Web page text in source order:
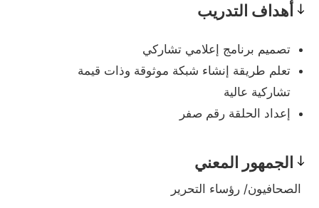
أهداف التدريب
تصميم برنامج إعلامي تشاركي
تعلم طريقة إنشاء شبكة موثوقة وذات قيمة
تشاركية عالية
إعداد الحلقة رقم صفر
الجمهور المعني
Prerequisites
الصحافيون/ رؤساء التحرير